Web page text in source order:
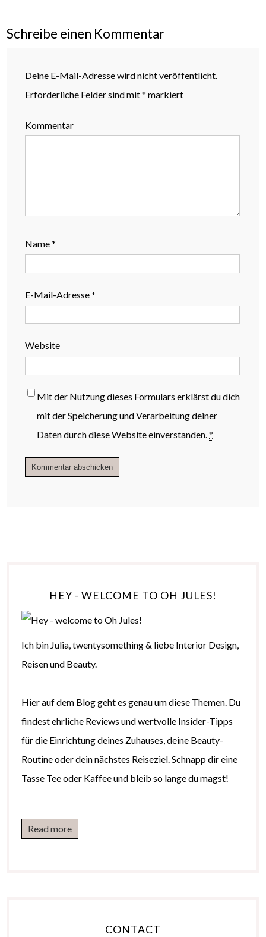
Schreibe einen Kommentar
Deine E-Mail-Adresse wird nicht veröffentlicht.
Erforderliche Felder sind mit* markiert
Kommentar
Name*
E-Mail-Adresse*
Website
Mit der Nutzung dieses Formulars erklärst du dich
mit der Speicherung und Verarbeitung deiner
Daten durch diese Website einverstanden.*
HEY - WELCOME TO OH JULES!
Ich bin Julia, twentysomething & liebe Interior Design,
Reisen und Beauty.
Hier auf dem Blog geht es genau um diese Themen. Du
findest ehrliche Reviews und wertvolle Insider-Tipps
für die Einrichtung deines Zuhauses, deine Beauty-
Routine oder dein nächstes Reiseziel. Schnapp dir eine
Tasse Tee oder Kaffee und bleib so lange du magst!
Read more
CONTACT